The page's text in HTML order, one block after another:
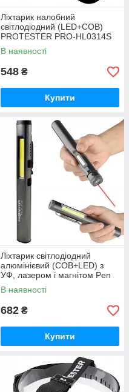
Ліхтарик налобний
світлодіодний (LED+COB)
PROTESTER PRO-HL0314S
В наявності
548 ₴
Купити
Ліхтарик світлодіодний
алюмінієвий (COB+LED) з
УФ, лазером і магнітом Pen
Light PROTESTER PRO-
FL0305S
В наявності
682 ₴
Купити